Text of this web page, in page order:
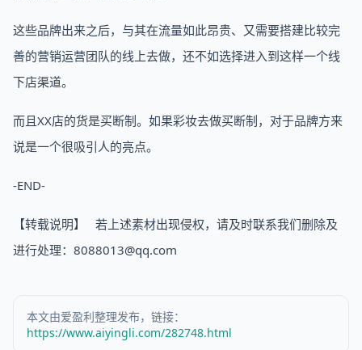
这些品牌出来之后，与其在流量如此昂贵、又需要搭建比较完
善的营销运营团队的线上去做，还不如选择进入到这样一个线
下店渠道。
而且XX店的货是买断制。如果彩妆去做买断制，对于品牌方来
说是一个很吸引人的亮点。
-END-
【转载说明】 若上述素材出现侵权，请及时联系我们删除及
进行处理：8088013@qq.com
本文由爱盈利整理发布，链接：
https://www.aiyingli.com/282748.html